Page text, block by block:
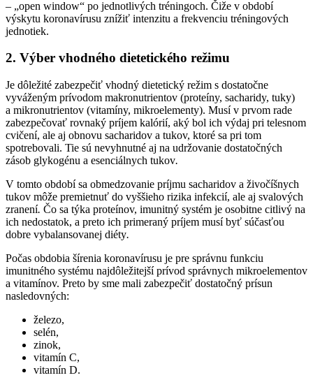
– „open window“ po jednotlivých tréningoch. Čiže v období
výskytu koronavírusu znížiť intenzitu a frekvenciu tréningových
jednotiek.
2. Výber vhodného dietetického režimu
Je dôležité zabezpečiť vhodný dietetický režim s dostatočne
vyváženým prívodom makronutrientov (proteíny, sacharidy, tuky)
a mikronutrientov (vitamíny, mikroelementy). Musí v prvom rade
zabezpečovať rovnaký príjem kalórií, aký bol ich výdaj pri telesnom
cvičení, ale aj obnovu sacharidov a tukov, ktoré sa pri tom
spotrebovali. Tie sú nevyhnutné aj na udržovanie dostatočných
zásob glykogénu a esenciálnych tukov.
V tomto období sa obmedzovanie príjmu sacharidov a živočíšnych
tukov môže premietnuť do vyššieho rizika infekcií, ale aj svalových
zranení. Čo sa týka proteínov, imunitný systém je osobitne citlivý na
ich nedostatok, a preto ich primeraný príjem musí byť súčasťou
dobre vybalansovanej diéty.
Počas obdobia šírenia koronavírusu je pre správnu funkciu
imunitného systému najdôležitejší prívod správnych mikroelementov
a vitamínov. Preto by sme mali zabezpečiť dostatočný prísun
nasledovných:
železo,
selén,
zinok,
vitamín C,
vitamín D.